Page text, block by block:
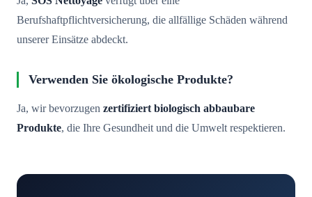
Berufshaftpflichtversicherung, die allfällige Schäden während
unserer Einsätze abdeckt.
Verwenden Sie ökologische Produkte?
Ja, wir bevorzugen zertifiziert biologisch abbaubare
Produkte, die Ihre Gesundheit und die Umwelt respektieren.